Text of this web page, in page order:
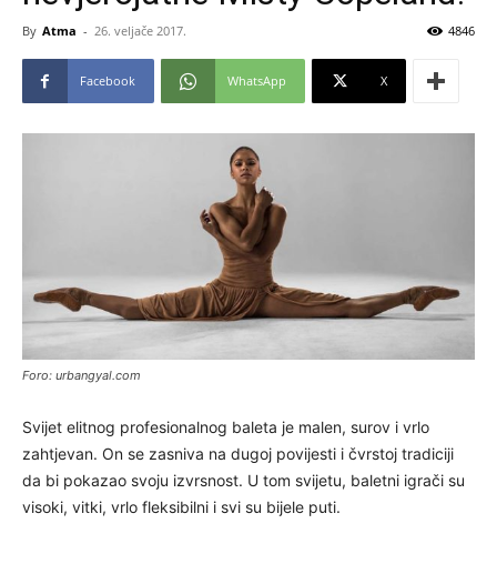
By Atma - 26. veljače 2017. 4846
Facebook WhatsApp X
Foro: urbangyal.com
Svijet elitnog profesionalnog baleta je malen, surov i vrlo
zahtjevan. On se zasniva na dugoj povijesti i čvrstoj tradiciji
da bi pokazao svoju izvrsnost. U tom svijetu, baletni igrači su
visoki, vitki, vrlo fleksibilni i svi su bijele puti.